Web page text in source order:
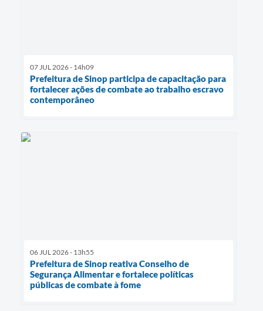
07 JUL 2026 - 14h09
Prefeitura de Sinop participa de capacitação para
fortalecer ações de combate ao trabalho escravo
contemporâneo
06 JUL 2026 - 13h55
Prefeitura de Sinop reativa Conselho de
Segurança Alimentar e fortalece políticas
públicas de combate à fome